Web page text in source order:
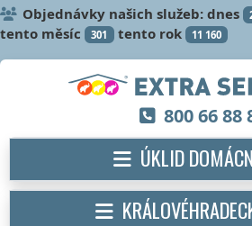
Objednávky našich služeb: dnes
tento měsíc 301 tento rok 11 160
800 66 88
ÚKLID